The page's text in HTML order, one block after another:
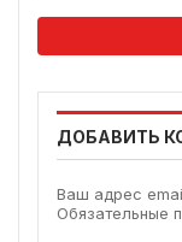
ДОБАВИТЬ
Ваш адрес
Обязательные